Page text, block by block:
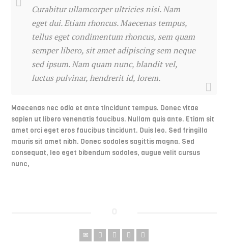
Curabitur ullamcorper ultricies nisi. Nam
eget dui. Etiam rhoncus. Maecenas tempus,
tellus eget condimentum rhoncus, sem quam
semper libero, sit amet adipiscing sem neque
sed ipsum. Nam quam nunc, blandit vel,
luctus pulvinar, hendrerit id, lorem.
Maecenas nec odio et ante tincidunt tempus. Donec vitae
sapien ut libero venenatis faucibus. Nullam quis ante. Etiam sit
amet orci eget eros faucibus tincidunt. Duis leo. Sed fringilla
mauris sit amet nibh. Donec sodales sagittis magna. Sed
consequat, leo eget bibendum sodales, augue velit cursus
nunc,